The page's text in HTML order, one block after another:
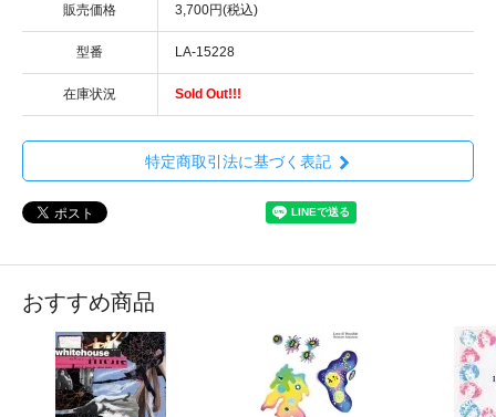
販売価格 3,700円(税込)
型番 LA-15228
在庫状況 Sold Out!!!
特定商取引法に基づく表記
おすすめ商品